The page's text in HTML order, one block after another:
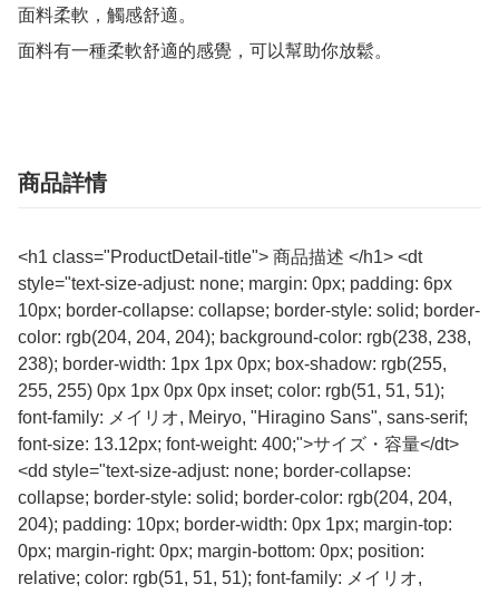
面料柔軟，觸感舒適。
面料有一種柔軟舒適的感覺，可以幫助你放鬆。
商品詳情
<h1 class="ProductDetail-title"> 商品描述 </h1> <dt
style="text-size-adjust: none; margin: 0px; padding: 6px
10px; border-collapse: collapse; border-style: solid; border-
color: rgb(204, 204, 204); background-color: rgb(238, 238,
238); border-width: 1px 1px 0px; box-shadow: rgb(255,
255, 255) 0px 1px 0px 0px inset; color: rgb(51, 51, 51);
font-family: メイリオ, Meiryo, "Hiragino Sans", sans-serif;
font-size: 13.12px; font-weight: 400;">サイズ・容量</dt>
<dd style="text-size-adjust: none; border-collapse:
collapse; border-style: solid; border-color: rgb(204, 204,
204); padding: 10px; border-width: 0px 1px; margin-top:
0px; margin-right: 0px; margin-bottom: 0px; position:
relative; color: rgb(51, 51, 51); font-family: メイリオ,